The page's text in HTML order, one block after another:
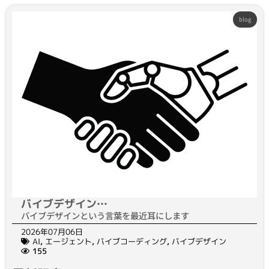
blog
バイブデザイン…
バイブデザインという言葉を最近耳にします
2026年07月06日
AI, エージェント, バイブコーディング, バイブデザイン
155